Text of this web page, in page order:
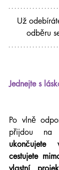
Už
odběru
Jednejte s
Po vlně
přijdou
ukončujete
cestujete